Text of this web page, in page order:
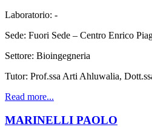
Laboratorio: -
Sede: Fuori Sede – Centro Enrico
Settore: Bioingegneria
Tutor: Prof.ssa Arti Ahluwalia,
Read more...
MARINELLI PAOLO